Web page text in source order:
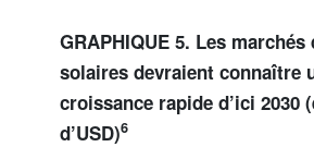
GRAPHIQUE 5. Les marchés
solaires devraient connaître
croissance rapide d’ici 2030
d’USD)6